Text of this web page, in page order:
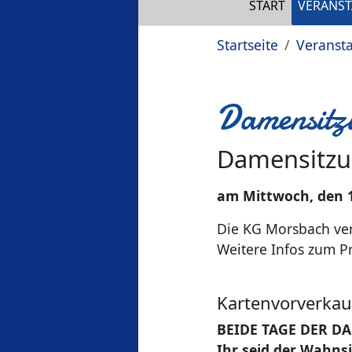
START
Sie sind hier:
Startseite
am Mittwoch, den
Die KG Morsbach
Weitere Infos zum
BEIDE TAGE DER